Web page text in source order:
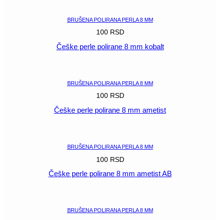
BRUŠENA POLIRANA PERLA 8 MM
100 RSD
Češke perle polirane 8 mm kobalt
BRUŠENA POLIRANA PERLA 8 MM
100 RSD
Češke perle polirane 8 mm ametist
BRUŠENA POLIRANA PERLA 8 MM
100 RSD
Češke perle polirane 8 mm ametist AB
BRUŠENA POLIRANA PERLA 8 MM